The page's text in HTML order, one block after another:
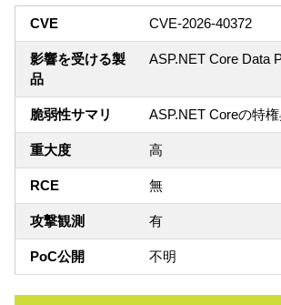
CVE CVE-2026-40372
影響を受ける製
品
ASP.NET Core Data
脆弱性サマリ ASP.NET Coreの特
重大度 高
RCE 無
攻撃観測 有
PoC公開 不明